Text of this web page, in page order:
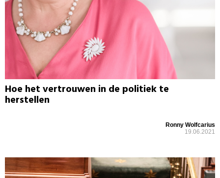
Hoe het vertrouwen in de politiek te
herstellen
Ronny Wolfcarius
19.06.2021